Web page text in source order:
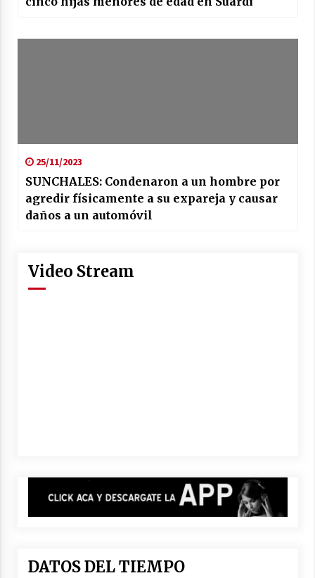
25/11/2023
SUNCHALES: Condenaron a un hombre por
agredir físicamente a su expareja y causar
daños a un automóvil
Video Stream
DATOS DEL TIEMPO